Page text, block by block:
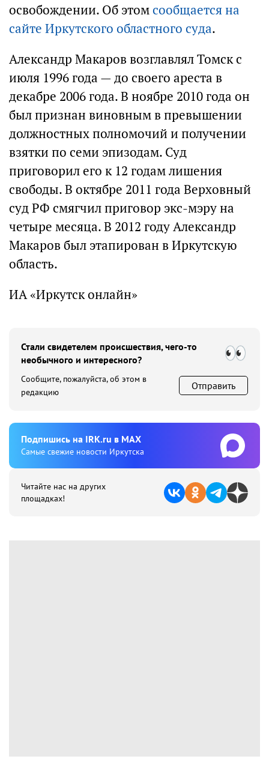
освобождении. Об этомсообщается на
сайте Иркутского областного суда.
Александр Макаров возглавлял Томск с
июля 1996 года — до своего ареста в
декабре 2006 года. В ноябре 2010 года он
был признан виновным в превышении
должностных полномочий и получении
взятки по семи эпизодам. Суд
приговорил его к 12 годам лишения
свободы. В октябре 2011 года Верховный
суд РФ смягчил приговор экс-мэру на
четыре месяца. В 2012 году Александр
Макаров был этапирован в Иркутскую
область.
ИА «Иркутск онлайн»
Стали свидетелем происшествия, чего-то
необычного и интересного?
Сообщите, пожалуйста, об этом в
редакцию
Отправить
Подпишиcь на IRK.ru в MAX
Cамые свежие новости Иркутска
Читайте нас на других
площадках!